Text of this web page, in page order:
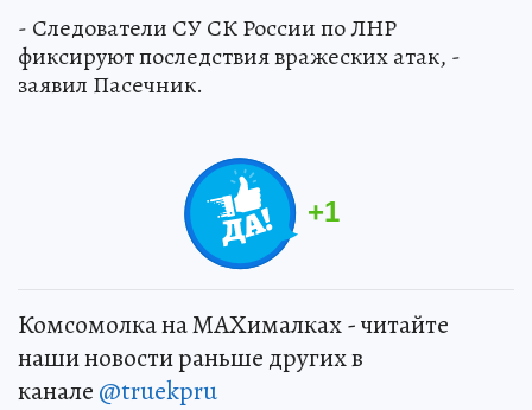
- Следователи СУ СК России по ЛНР
фиксируют последствия вражеских атак, -
заявил Пасечник.
+1
Комсомолка на MAXималках - читайте
наши новости раньше других в
канале @truekpru